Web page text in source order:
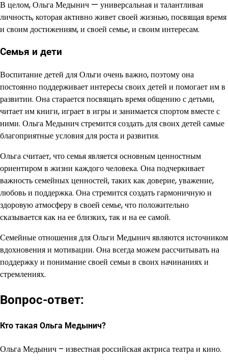
В целом, Ольга Медынич — универсальная и талантливая
личность, которая активно живет своей жизнью, посвящая время
и своим достижениям, и своей семье, и своим интересам.
Семья и дети
Воспитание детей для Ольги очень важно, поэтому она
постоянно поддерживает интересы своих детей и помогает им в
развитии. Она старается посвящать время общению с детьми,
читает им книги, играет в игры и занимается спортом вместе с
ними. Ольга Медынич стремится создать для своих детей самые
благоприятные условия для роста и развития.
Ольга считает, что семья является основным ценностным
ориентиром в жизни каждого человека. Она подчеркивает
важность семейных ценностей, таких как доверие, уважение,
любовь и поддержка. Она стремится создать гармоничную и
здоровую атмосферу в своей семье, что положительно
сказывается как на ее близких, так и на ее самой.
Семейные отношения для Ольги Медынич являются источником
вдохновения и мотивации. Она всегда можем рассчитывать на
поддержку и понимание своей семьи в своих начинаниях и
стремлениях.
Вопрос-ответ:
Кто такая Ольга Медынич?
Ольга Медынич – известная российская актриса театра и кино.